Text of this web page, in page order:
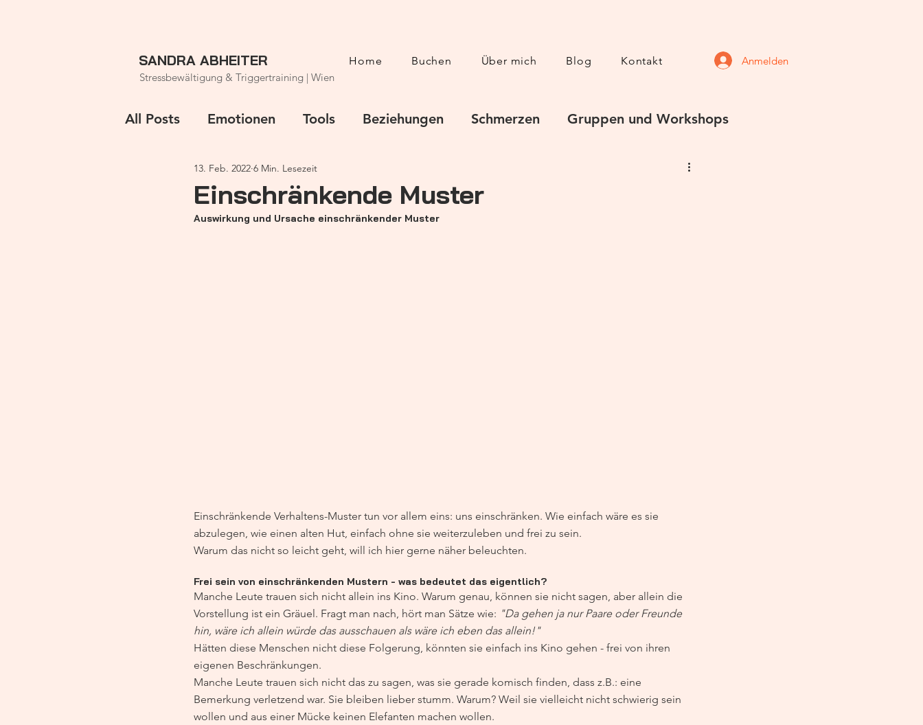
SANDRA ABHEITER
Stressbewältigung & Triggertraining | Wien
Home Buchen Über mich Blog Kontakt Anmelden
All Posts Emotionen Tools Beziehungen Schmerzen Gruppen und Workshops
Rauhnächte
Einschränkende Muster
13. Feb. 2022 6 Min. Lesezeit
Auswirkung und Ursache einschränkender Muster
Einschränkende Verhaltens-Muster tun vor allem eins: uns einschränken. Wie einfach wäre es sie
abzulegen, wie einen alten Hut, einfach ohne sie weiterzuleben und frei zu sein.
Warum das nicht so leicht geht, will ich hier gerne näher beleuchten.
Frei sein von einschränkenden Mustern - was bedeutet das eigentlich?
Manche Leute trauen sich nicht allein ins Kino. Warum genau, können sie nicht sagen, aber allein die
Vorstellung ist ein Gräuel. Fragt man nach, hört man Sätze wie: "Da gehen ja nur Paare oder Freunde
hin, wäre ich allein würde das ausschauen als wäre ich eben das allein!"
Hätten diese Menschen nicht diese Folgerung, könnten sie einfach ins Kino gehen - frei von ihren
eigenen Beschränkungen.
Manche Leute trauen sich nicht das zu sagen, was sie gerade komisch finden, dass z.B.: eine
Bemerkung verletzend war. Sie bleiben lieber stumm. Warum? Weil sie vielleicht nicht schwierig sein
wollen und aus einer Mücke keinen Elefanten machen wollen.